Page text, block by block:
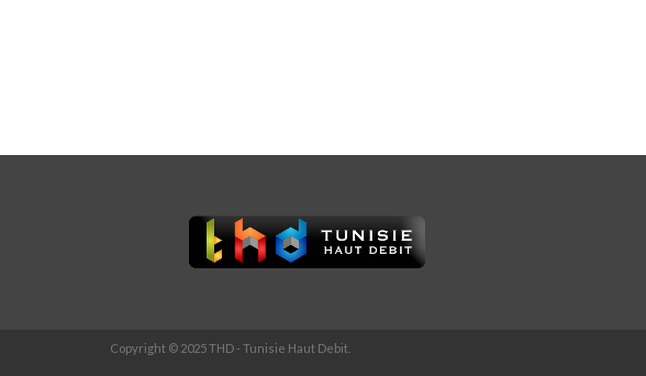
Copyright © 2025 THD - Tunisie Haut Debit.